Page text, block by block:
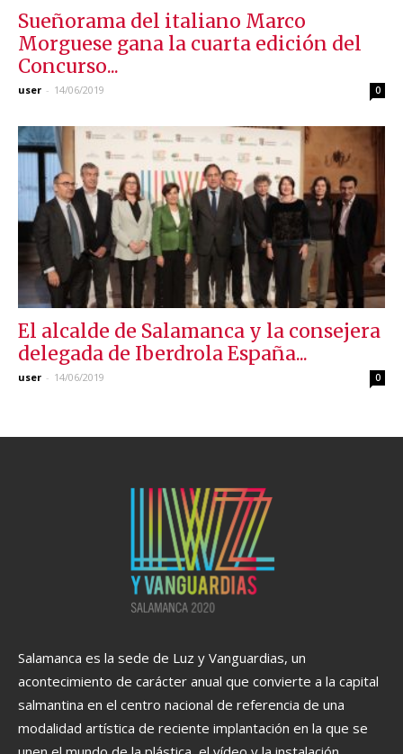
Sueñorama del italiano Marco
Morguese gana la cuarta edición del
Concurso...
user - 14/06/2019 0
El alcalde de Salamanca y la consejera
delegada de Iberdrola España...
user - 14/06/2019 0
Salamanca es la sede de Luz y Vanguardias, un
acontecimiento de carácter anual que convierte a la capital
salmantina en el centro nacional de referencia de una
modalidad artística de reciente implantación en la que se